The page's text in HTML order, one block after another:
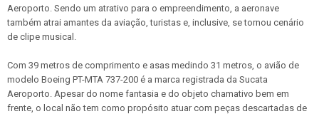
Aeroporto. Sendo um atrativo para o empreendimento, a aeronave
também atrai amantes da aviação, turistas e, inclusive, se tornou cenário
de clipe musical.
Com 39 metros de comprimento e asas medindo 31 metros, o avião de
modelo Boeing PT-MTA 737-200 é a marca registrada da Sucata
Aeroporto. Apesar do nome fantasia e do objeto chamativo bem em
frente, o local não tem como propósito atuar com peças descartadas de